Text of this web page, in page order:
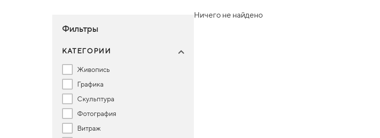
Фильтры
КАТЕГОРИИ
Живопись
Графика
Скульптура
Фотография
Витраж
Ничего не найдено